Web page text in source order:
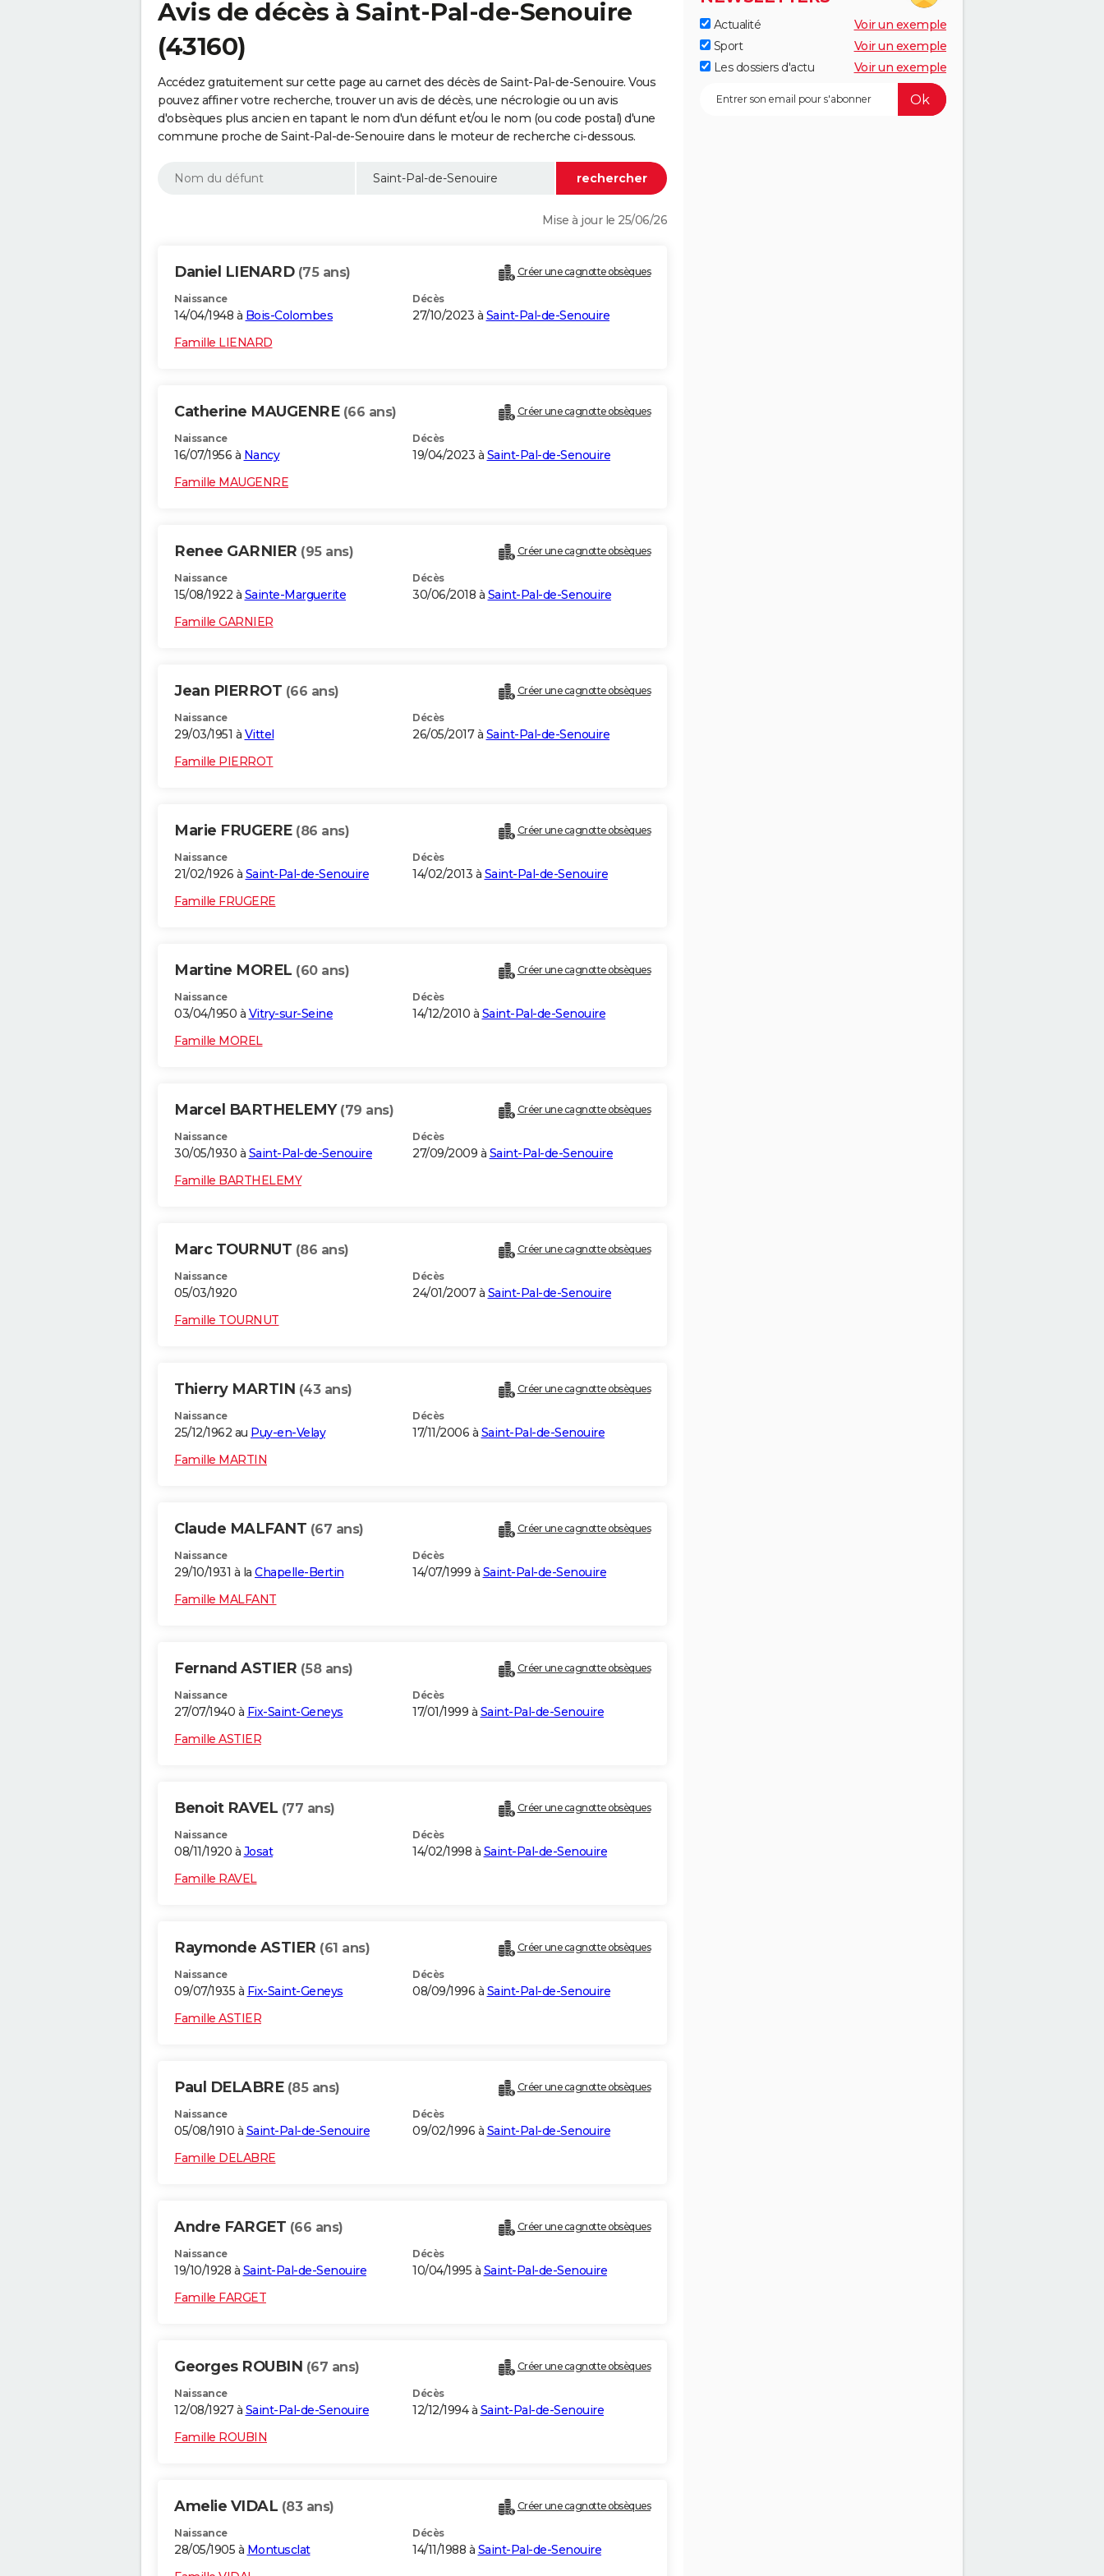
Avis de décès à Saint-Pal-de-Senouire
(43160)
Accédez gratuitement sur cette page au carnet des décès de Saint-Pal-de-Senouire. Vous
pouvez affiner votre recherche, trouver un avis de décès, une nécrologie ou un avis
d'obsèques plus ancien en tapant le nom d'un défunt et/ou le nom (ou code postal) d'une
commune proche de Saint-Pal-de-Senouire dans le moteur de recherche ci-dessous.
Mise à jour le 25/06/26
Daniel LIENARD (75 ans) Créer une cagnotte obsèques
Naissance
14/04/1948 à Bois-Colombes
Décès
27/10/2023 à Saint-Pal-de-Senouire
Famille LIENARD
Catherine MAUGENRE (66 ans) Créer une cagnotte obsèques
Naissance
16/07/1956 à Nancy
Décès
19/04/2023 à Saint-Pal-de-Senouire
Famille MAUGENRE
Renee GARNIER (95 ans) Créer une cagnotte obsèques
Naissance
15/08/1922 à Sainte-Marguerite
Décès
30/06/2018 à Saint-Pal-de-Senouire
Famille GARNIER
Jean PIERROT (66 ans) Créer une cagnotte obsèques
Naissance
29/03/1951 à Vittel
Décès
26/05/2017 à Saint-Pal-de-Senouire
Famille PIERROT
Marie FRUGERE (86 ans) Créer une cagnotte obsèques
Naissance
21/02/1926 à Saint-Pal-de-Senouire
Décès
14/02/2013 à Saint-Pal-de-Senouire
Famille FRUGERE
Martine MOREL (60 ans) Créer une cagnotte obsèques
Naissance
03/04/1950 à Vitry-sur-Seine
Décès
14/12/2010 à Saint-Pal-de-Senouire
Famille MOREL
Marcel BARTHELEMY (79 ans) Créer une cagnotte obsèques
Naissance
30/05/1930 à Saint-Pal-de-Senouire
Décès
27/09/2009 à Saint-Pal-de-Senouire
Famille BARTHELEMY
Marc TOURNUT (86 ans) Créer une cagnotte obsèques
Naissance
05/03/1920
Décès
24/01/2007 à Saint-Pal-de-Senouire
Famille TOURNUT
Thierry MARTIN (43 ans) Créer une cagnotte obsèques
Naissance
25/12/1962 au Puy-en-Velay
Décès
17/11/2006 à Saint-Pal-de-Senouire
Famille MARTIN
Claude MALFANT (67 ans) Créer une cagnotte obsèques
Naissance
29/10/1931 à la Chapelle-Bertin
Décès
14/07/1999 à Saint-Pal-de-Senouire
Famille MALFANT
Fernand ASTIER (58 ans) Créer une cagnotte obsèques
Naissance
27/07/1940 à Fix-Saint-Geneys
Décès
17/01/1999 à Saint-Pal-de-Senouire
Famille ASTIER
Benoit RAVEL (77 ans) Créer une cagnotte obsèques
Naissance
08/11/1920 à Josat
Décès
14/02/1998 à Saint-Pal-de-Senouire
Famille RAVEL
Raymonde ASTIER (61 ans) Créer une cagnotte obsèques
Naissance
09/07/1935 à Fix-Saint-Geneys
Décès
08/09/1996 à Saint-Pal-de-Senouire
Famille ASTIER
Paul DELABRE (85 ans) Créer une cagnotte obsèques
Naissance
05/08/1910 à Saint-Pal-de-Senouire
Décès
09/02/1996 à Saint-Pal-de-Senouire
Famille DELABRE
Andre FARGET (66 ans) Créer une cagnotte obsèques
Naissance
19/10/1928 à Saint-Pal-de-Senouire
Décès
10/04/1995 à Saint-Pal-de-Senouire
Famille FARGET
Georges ROUBIN (67 ans) Créer une cagnotte obsèques
Naissance
12/08/1927 à Saint-Pal-de-Senouire
Décès
12/12/1994 à Saint-Pal-de-Senouire
Famille ROUBIN
Amelie VIDAL (83 ans) Créer une cagnotte obsèques
Naissance
28/05/1905 à Montusclat
Décès
14/11/1988 à Saint-Pal-de-Senouire
Actualité
Voir un exemple
Sport
Voir un exemple
Les dossiers d'actu
Voir un exemple